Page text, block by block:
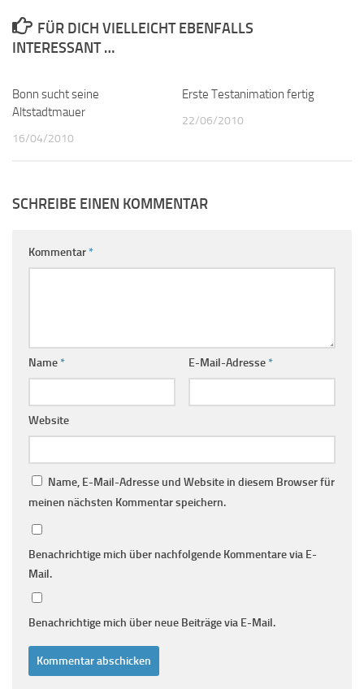
FÜR DICH VIELLEICHT EBENFALLS
INTERESSANT …
Bonn sucht seine
Altstadtmauer
16/04/2010
Erste Testanimation fertig
22/06/2010
SCHREIBE EINEN KOMMENTAR
Kommentar*
Name* E-Mail-Adresse*
Website
Name, E-Mail-Adresse und Website in diesem Browser für
meinen nächsten Kommentar speichern.
Benachrichtige mich über nachfolgende Kommentare via E-
Mail.
Benachrichtige mich über neue Beiträge via E-Mail.